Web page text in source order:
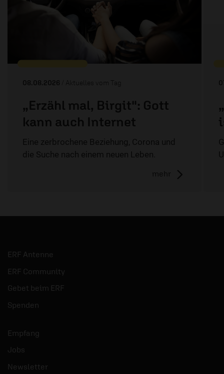
08.08.2026 / Aktuelles vom Tag
„Erzähl mal, Birgit": Gott
kann auch Internet
Eine zerbrochene Beziehung, Corona und
die Suche nach einem neuen Leben.
mehr
ERF Antenne
ERF Community
Gebet beim ERF
Spenden
Empfang
Jobs
Newsletter